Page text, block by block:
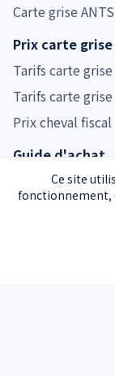
Ce site
fonctionnement,
Carte grise ANTS
Prix carte grise
Tarifs carte
Tarifs carte
Prix cheval fiscal
Guide d'achat
Guide voiture
Guide moto
Guide voiture